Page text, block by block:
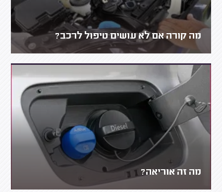
מה קורה אם לא עושים טיפול לרכב?
מה זה אוריאה?